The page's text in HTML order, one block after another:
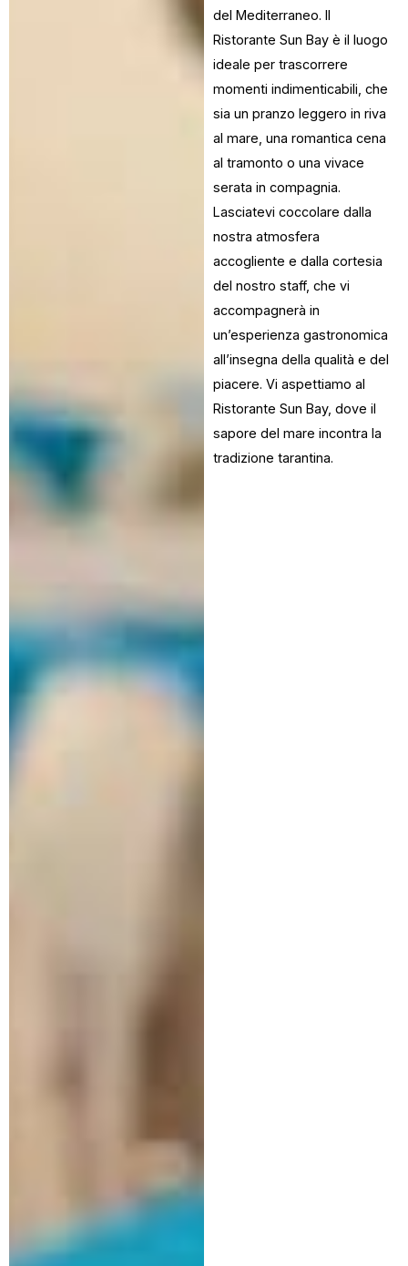
del Mediterraneo. Il
Ristorante Sun Bay è il luogo
ideale per trascorrere
momenti indimenticabili, che
sia un pranzo leggero in riva
al mare, una romantica cena
al tramonto o una vivace
serata in compagnia.
Lasciatevi coccolare dalla
nostra atmosfera
accogliente e dalla cortesia
del nostro staff, che vi
accompagnerà in
un’esperienza gastronomica
all’insegna della qualità e del
piacere. Vi aspettiamo al
Ristorante Sun Bay, dove il
sapore del mare incontra la
tradizione tarantina.